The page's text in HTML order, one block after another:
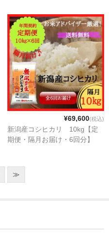
¥69,600(税込)
新潟産コシヒカリ 10kg【定
期便・隔月お届け・6回分】
≫